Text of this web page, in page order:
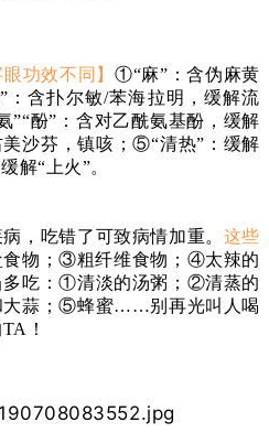
眼功效不同】①“麻”：含伪麻黄
含扑尔敏/苯海拉明，缓解流
酚”：含对乙酰氨基酚，缓解
沙芬，镇咳；⑤“清热”：缓解
解“上火”。
，吃错了可致病情加重。 这些
物；③粗纤维食物；④太辣的
吃：①清淡的汤粥；②清蒸的
蒜；⑤蜂蜜……别再光叫人喝
！